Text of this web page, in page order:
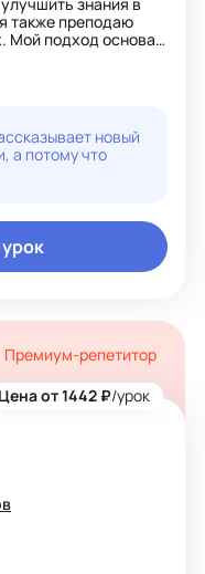
также преподаю
Мой подход основан
материала,
целей с
объясняю
с
как новый
а потому что
Цена от 1442 ₽/урок
Премиум-репетитор